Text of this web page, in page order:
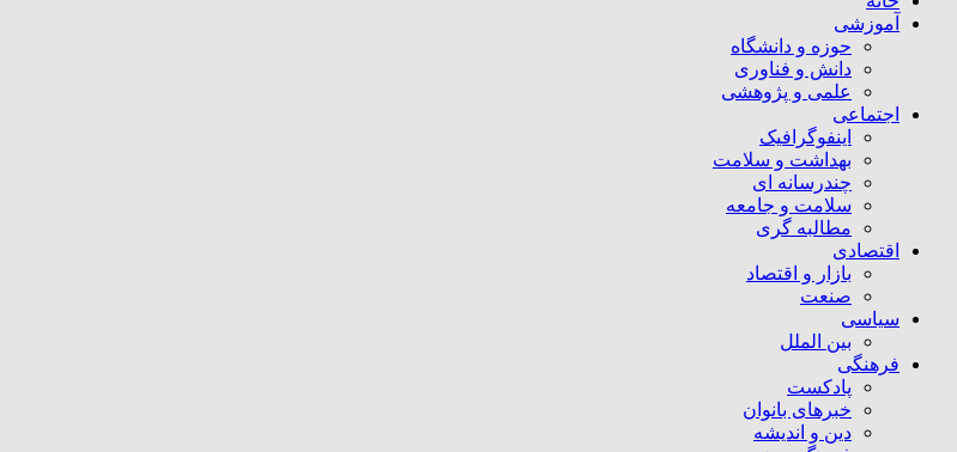
آموزشی
حوزه و دانشگاه
دانش و فناوری
علمی و پژوهشی
اجتماعی
اینفوگرافیک
بهداشت و سلامت
چندرسانه ای
سلامت و جامعه
مطالبه گری
اقتصادی
بازار و اقتصاد
صنعت
سیاسی
بین الملل
فرهنگی
پادکست
خبرهای بانوان
دین و اندیشه